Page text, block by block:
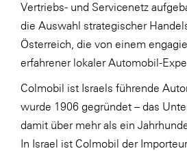
SERVICE&MORE
SKINUANCE®
Somfy
Sony DADC
SPIEGLTEC
STIHL Tirol
Vertriebs- und Servicenetz
die Auswahl strategischer
Österreich, die von einem
erfahrener lokaler Automobil-
Colmobil ist Israels führende
wurde 1906 gegründet – das
damit über mehr als ein
In Israel ist Colmobil der